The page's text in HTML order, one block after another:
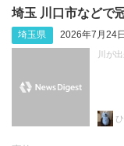
埼玉 川口市などで
埼玉県 2026年7月24
川が